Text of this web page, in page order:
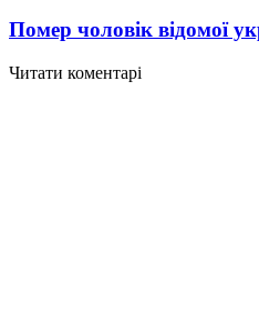
Помер чоловік відомої
Читати коментарі